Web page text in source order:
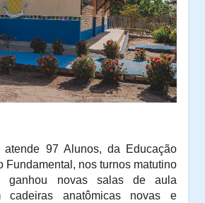
97 Alunos, da Educação
Fundamental, nos turnos matutino
ganhou novas salas de aula
cadeiras anatômicas novas e